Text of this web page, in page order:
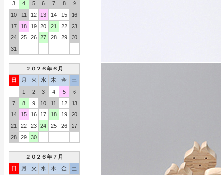
3
4 5 6 7 8
9
10
11 12 13 14 15
16
17
18 19 20 21 22
23
24
25 26 27 28 29
30
31
２０２６年６月
日
月 火 水 木 金
土
1
2 3 4 5
6
7
8 9 10 11 12
13
14
15 16 17 18 19
20
21
22 23 24 25 26
27
28
29 30
２０２６年７月
日
月 火 水 木 金
土